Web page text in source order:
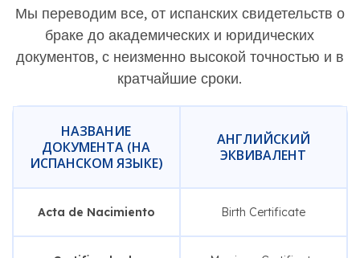
Мы переводим все, от испанских свидетельств о
браке до академических и юридических
документов, с неизменно высокой точностью и в
кратчайшие сроки.
НАЗВАНИЕ
ДОКУМЕНТА (НА
ИСПАНСКОМ ЯЗЫКЕ)
АНГЛИЙСКИЙ
ЭКВИВАЛЕНТ
Acta de Nacimiento Birth Certificate